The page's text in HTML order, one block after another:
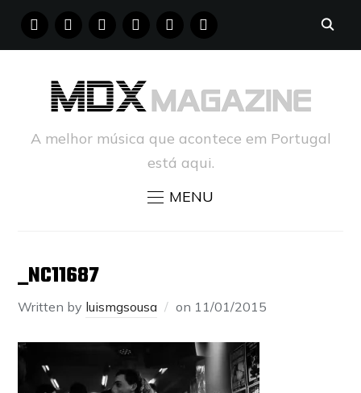
FACEBOOKINSTAGRAM
YOUTUBE PINTERESTTUMBLR
A melhor música que acontece em Portugal
está aqui.
MENU
_NC11687
Written by luismgsousa on 11/01/2015